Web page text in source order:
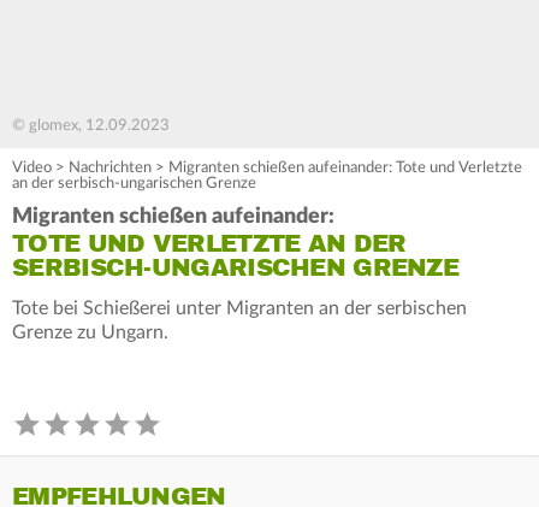
© glomex, 12.09.2023
Video > Nachrichten > Migranten schießen aufeinander: Tote und Verletzte
an der serbisch-ungarischen Grenze
Migranten schießen aufeinander:
TOTE UND VERLETZTE AN DER
SERBISCH-UNGARISCHEN GRENZE
Tote bei Schießerei unter Migranten an der serbischen
Grenze zu Ungarn.
EMPFEHLUNGEN